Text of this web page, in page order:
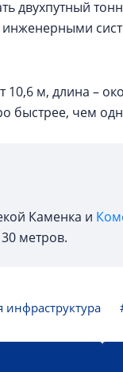
двухпутный
инженерными
м, длина –
быстрее, чем
Каменка и
метров.
инфраструктура